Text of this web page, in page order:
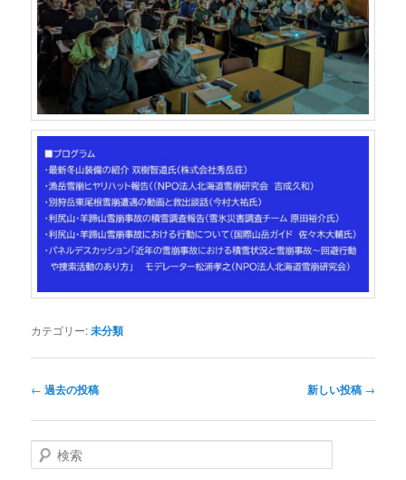
カテゴリー:未分類
投
ナ
ビ
ゲ
← 過去の投稿 新しい投稿 →
検
索